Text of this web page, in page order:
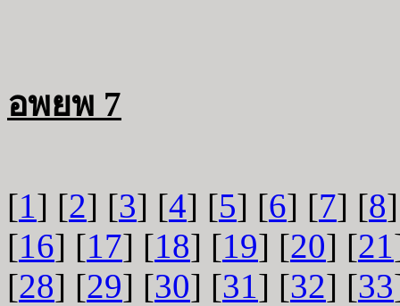
อพยพ 7
[1] [2] [3] [4] [5] [6] [7] [8
[16] [17] [18] [19] [20] [21
[28] [29] [30] [31] [32] [33